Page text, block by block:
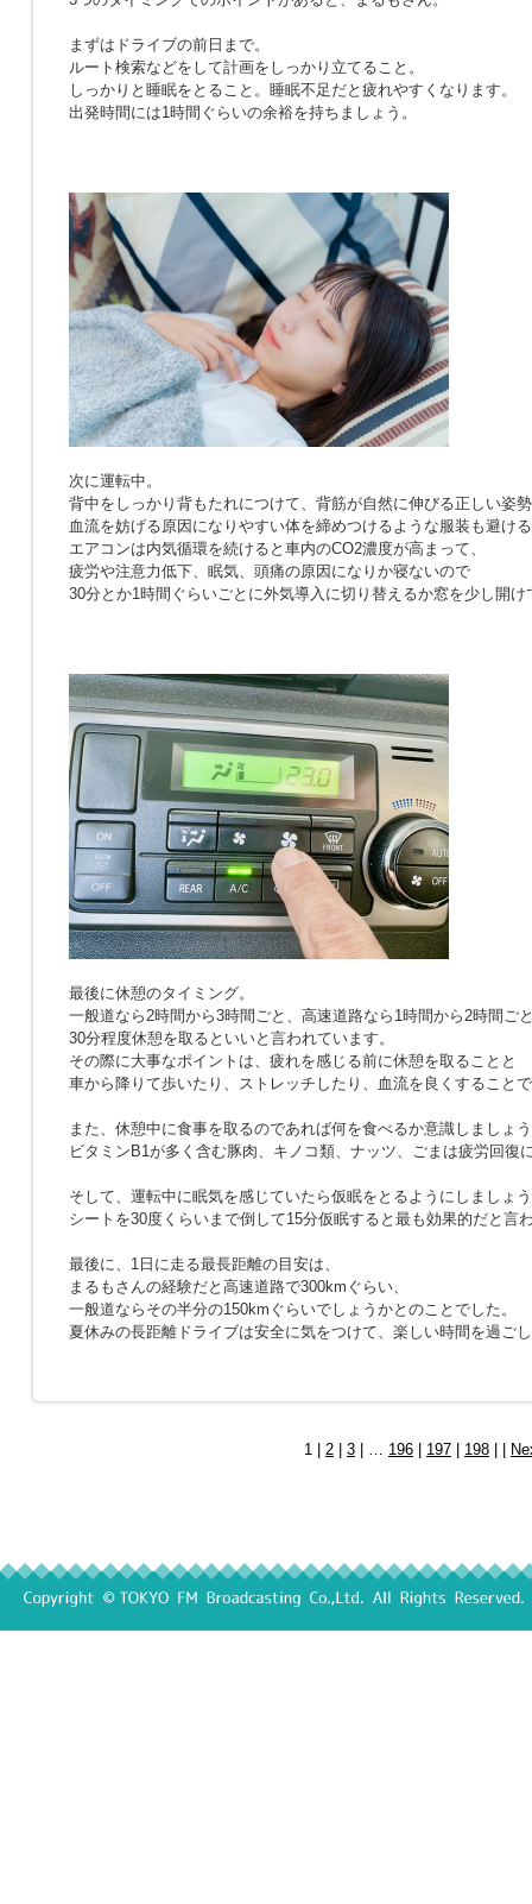
まずはドライブの前日まで。
ルート検索などをして計画をしっかり立てること。
しっかりと睡眠をとること。睡眠不足だと疲れやすくなります。
出発時間には1時間ぐらいの余裕を持ちましょう。
次に運転中。
背中をしっかり背もたれにつけて、背筋が自然に伸びる正しい姿
血流を妨げる原因になりやすい体を締めつけるような服装も避け
エアコンは内気循環を続けると車内のCO2濃度が高まって、
疲労や注意力低下、眠気、頭痛の原因になりか寝ないので
30分とか1時間ぐらいごとに外気導入に切り替えるか窓を少し開け
最後に休憩のタイミング。
一般道なら2時間から3時間ごと、高速道路なら1時間から2時間ご
30分程度休憩を取るといいと言われています。
その際に大事なポイントは、疲れを感じる前に休憩を取ることと
車から降りて歩いたり、ストレッチしたり、血流を良くすること
また、休憩中に食事を取るのであれば何を食べるか意識しましょ
ビタミンB1が多く含む豚肉、キノコ類、ナッツ、ごまは疲労回復
そして、運転中に眠気を感じていたら仮眠をとるようにしましょ
シートを30度くらいまで倒して15分仮眠すると最も効果的だと言
最後に、1日に走る最長距離の目安は、
まるもさんの経験だと高速道路で300kmぐらい、
一般道ならその半分の150kmぐらいでしょうかとのことでした。
夏休みの長距離ドライブは安全に気をつけて、楽しい時間を過ご
1 | 2 3 | … 196 197 198